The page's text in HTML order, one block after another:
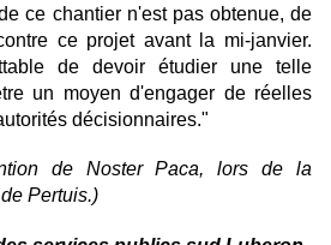
ce chantier n'est pas obtenue, de
ce projet avant la mi-janvier.
de devoir étudier une telle
un moyen d'engager de réelles
décisionnaires."
de Noster Paca, lors de la
Pertuis.)